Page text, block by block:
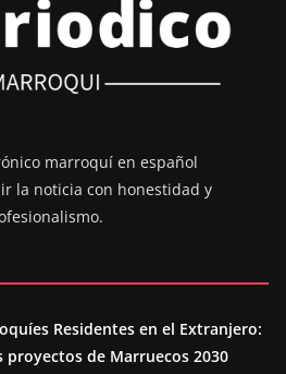
marroquí en español
la noticia con honestidad y
Residentes en el Extranjero:
proyectos de Marruecos 2030